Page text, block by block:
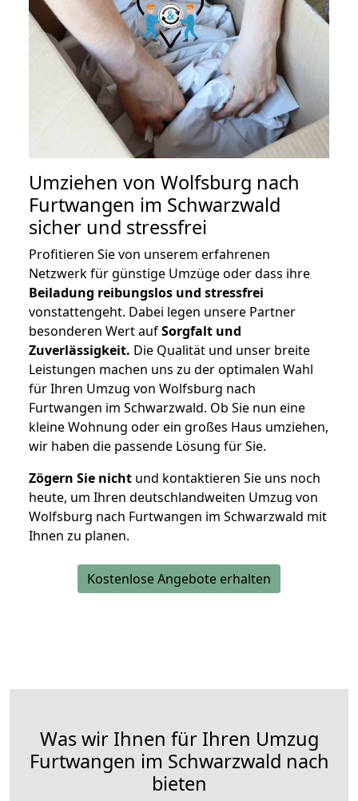
Umziehen von Wolfsburg nach
Furtwangen im Schwarzwald
sicher und stressfrei
Profitieren Sie von unserem erfahrenen
Netzwerk für günstige Umzüge oder dass ihre
Beiladung reibungslos und stressfrei
vonstattengeht. Dabei legen unsere Partner
besonderen Wert aufSorgfalt und
Zuverlässigkeit. Die Qualität und unser breite
Leistungen machen uns zu der optimalen Wahl
für Ihren Umzug von Wolfsburg nach
Furtwangen im Schwarzwald. Ob Sie nun eine
kleine Wohnung oder ein großes Haus umziehen,
wir haben die passende Lösung für Sie.
Zögern Sie nicht und kontaktieren Sie uns noch
heute, um Ihren deutschlandweiten Umzug von
Wolfsburg nach Furtwangen im Schwarzwald mit
Ihnen zu planen.
Kostenlose Angebote erhalten
Was wir Ihnen für Ihren Umzug
Furtwangen im Schwarzwald nach
bieten